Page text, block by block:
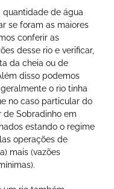
quantidade de água
se foram as maiores
conferir as
desse rio e verificar,
da cheia ou de
disso podemos
o rio tinha
no caso particular do
de Sobradinho em
estando o regime
operações de
mais (vazões